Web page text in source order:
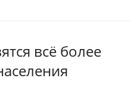
всё более